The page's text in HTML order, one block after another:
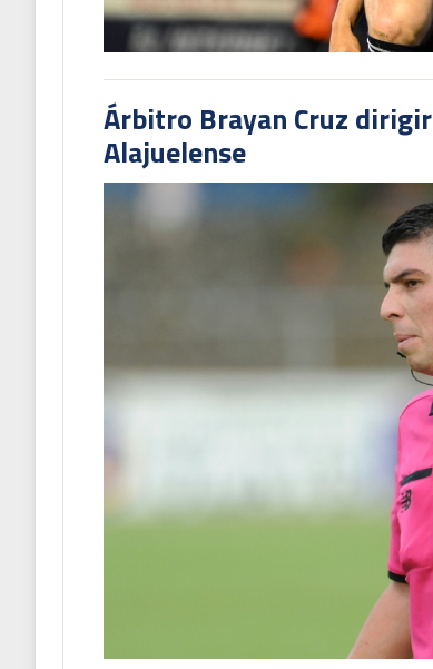
Árbitro Brayan Cruz
Alajuelense